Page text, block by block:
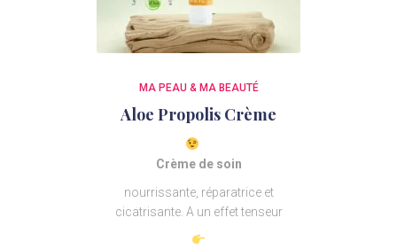
MA PEAU & MA BEAUTÉ
Aloe Propolis Crème
Crème de soin
nourrissante, réparatrice et
cicatrisante. A un effet tenseur